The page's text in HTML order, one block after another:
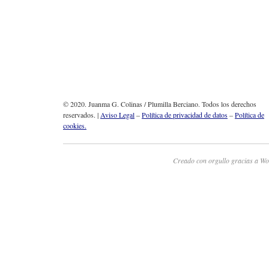
© 2020. Juanma G. Colinas / Plumilla Berciano. Todos los derechos
reservados. |Aviso Legal–Política de privacidad de datos–Política de
cookies.
Creado con orgullo gracias a